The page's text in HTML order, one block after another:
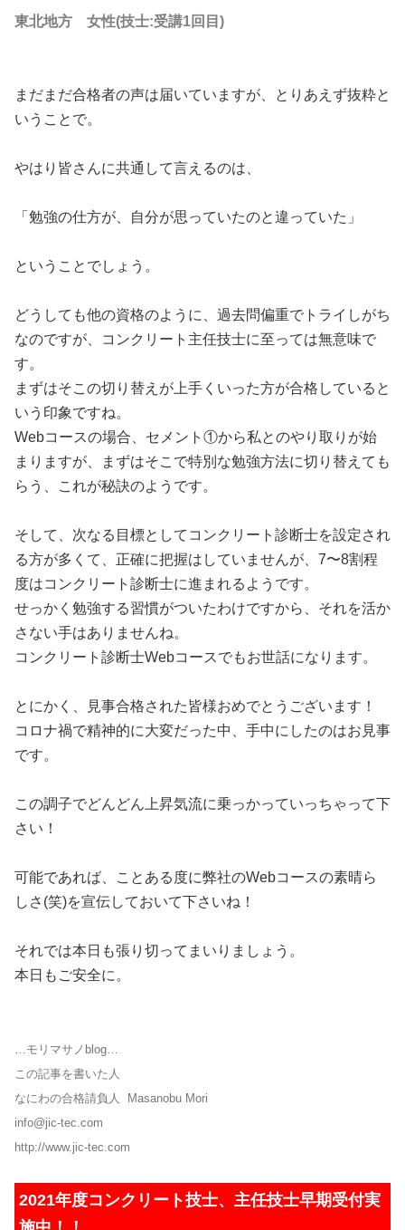
東北地方 女性(技士:受講1回目)
まだまだ合格者の声は届いていますが、とりあえず抜粋と
いうことで。
やはり皆さんに共通して言えるのは、
「勉強の仕方が、自分が思っていたのと違っていた」
ということでしょう。
どうしても他の資格のように、過去問偏重でトライしがち
なのですが、コンクリート主任技士に至っては無意味で
す。
まずはそこの切り替えが上手くいった方が合格していると
いう印象ですね。
Webコースの場合、セメント①から私とのやり取りが始
まりますが、まずはそこで特別な勉強方法に切り替えても
らう、これが秘訣のようです。
そして、次なる目標としてコンクリート診断士を設定され
る方が多くて、正確に把握はしていませんが、7〜8割程
度はコンクリート診断士に進まれるようです。
せっかく勉強する習慣がついたわけですから、それを活か
さない手はありませんね。
コンクリート診断士Webコースでもお世話になります。
とにかく、見事合格された皆様おめでとうございます！
コロナ禍で精神的に大変だった中、手中にしたのはお見事
です。
この調子でどんどん上昇気流に乗っかっていっちゃって下
さい！
可能であれば、ことある度に弊社のWebコースの素晴ら
しさ(笑)を宣伝しておいて下さいね！
それでは本日も張り切ってまいりましょう。
本日もご安全に。
…モリマサノblog…
この記事を書いた人
なにわの合格請負人 Masanobu Mori
info@jic-tec.com
http://www.jic-tec.com
2021年度コンクリート技士、主任技士早期受付実